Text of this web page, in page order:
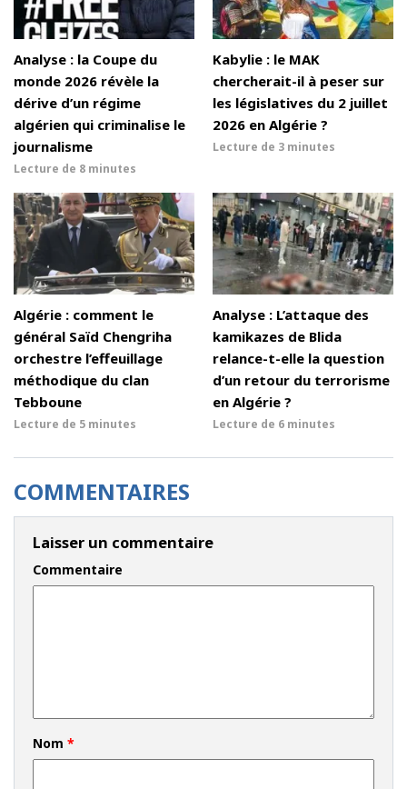
Analyse : la Coupe du
monde 2026 révèle la
dérive d’un régime
algérien qui criminalise le
journalisme
Lecture de 8 minutes
Kabylie : le MAK
chercherait-il à peser sur
les législatives du 2 juillet
2026 en Algérie ?
Lecture de 3 minutes
Algérie : comment le
général Saïd Chengriha
orchestre l’effeuillage
méthodique du clan
Tebboune
Lecture de 5 minutes
Analyse : L’attaque des
kamikazes de Blida
relance-t-elle la question
d’un retour du terrorisme
en Algérie ?
Lecture de 6 minutes
COMMENTAIRES
Laisser un commentaire
Commentaire
Nom *